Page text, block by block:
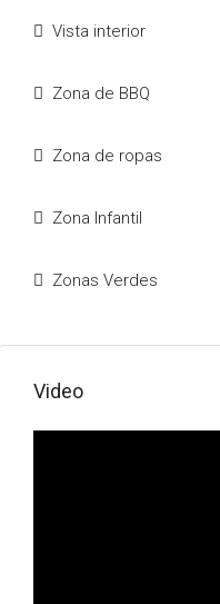
Vista interior
Zona de BBQ
Zona de ropas
Zona Infantil
Zonas Verdes
Video